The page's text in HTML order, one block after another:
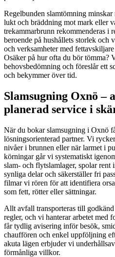
Regelbunden slamtömning
lukt och bräddning mot mark eller
trekammarbrunn rekommenderas i
beroende på hushållets storlek och
och verksamheter med
Osäker på hur ofta du bör tömma?
behovsbedömning och föreslår ett
och bekymmer över tid.
Slamsugning Oxnö –
planerad service i
När du bokar slamsugning i Oxnö
lösningsorienterad partner. Vi
nivåer i brunnen eller när larmet i
körningar går vi systematiskt
slam- och flytslamlager, spolar
synliga delar och säkerställer fri
filmar vi rören för att identifiera
som fett, rötter eller sättningar.
Allt avfall transporteras till
regler, och vi hanterar arbetet med
får tydlig avisering inför besök,
chauffören och enkel uppföljning
akuta lägen erbjuder vi
förmånliga villkor.